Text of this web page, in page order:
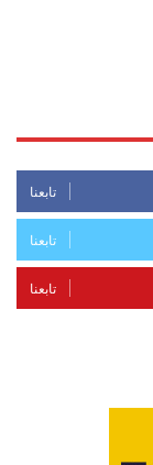
تابعنا
تابعنا
تابعنا